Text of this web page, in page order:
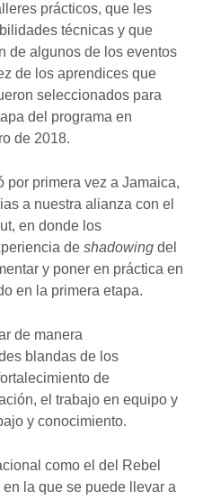
prácticos, que les
técnicas y que
de algunos de los eventos
de los aprendices que
seleccionados para
del programa en
de 2018.
por primera vez a Jamaica,
a nuestra alianza con el
en donde los
de shadowing del
y poner en práctica en
en la primera etapa.
de manera
blandas de los
de
el trabajo en equipo y
y conocimiento.
como el del Rebel
la que se puede llevar a